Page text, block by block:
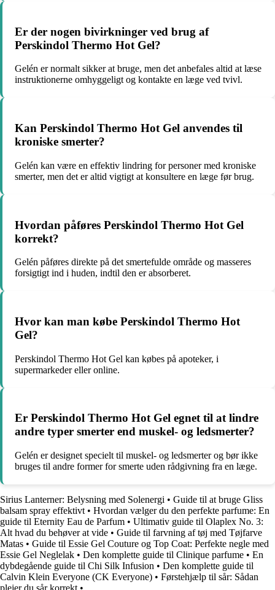
Er der nogen bivirkninger ved brug af
Perskindol Thermo Hot Gel?
Gelén er normalt sikker at bruge, men det anbefales altid at læse
instruktionerne omhyggeligt og kontakte en læge ved tvivl.
Kan Perskindol Thermo Hot Gel anvendes til
kroniske smerter?
Gelén kan være en effektiv lindring for personer med kroniske
smerter, men det er altid vigtigt at konsultere en læge før brug.
Hvordan påføres Perskindol Thermo Hot Gel
korrekt?
Gelén påføres direkte på det smertefulde område og masseres
forsigtigt ind i huden, indtil den er absorberet.
Hvor kan man købe Perskindol Thermo Hot
Gel?
Perskindol Thermo Hot Gel kan købes på apoteker, i
supermarkeder eller online.
Er Perskindol Thermo Hot Gel egnet til at lindre
andre typer smerter end muskel- og ledsmerter?
Gelén er designet specielt til muskel- og ledsmerter og bør ikke
bruges til andre former for smerte uden rådgivning fra en læge.
Sirius Lanterner: Belysning med Solenergi • Guide til at bruge Gliss
balsam spray effektivt • Hvordan vælger du den perfekte parfume: En
guide til Eternity Eau de Parfum • Ultimativ guide til Olaplex No. 3:
Alt hvad du behøver at vide • Guide til farvning af tøj med Tøjfarve
Matas • Guide til Essie Gel Couture og Top Coat: Perfekte negle med
Essie Gel Neglelak • Den komplette guide til Clinique parfume • En
dybdegående guide til Chi Silk Infusion • Den komplette guide til
Calvin Klein Everyone (CK Everyone) • Førstehjælp til sår: Sådan